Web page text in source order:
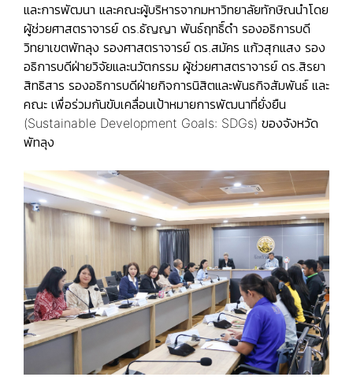
และการพัฒนา และคณะผู้บริหารจากมหาวิทยาลัยทักษิณนำโดย
ผู้ช่วยศาสตราจารย์ ดร.ธัญญา พันธ์ฤทธิ์ดำ รองอธิการบดี
วิทยาเขตพัทลุง รองศาสตราจารย์ ดร.สมัคร แก้วสุกแสง รอง
อธิการบดีฝ่ายวิจัยและนวัตกรรม ผู้ช่วยศาสตราจารย์ ดร.สิรยา
สิทธิสาร รองอธิการบดีฝ่ายกิจการนิสิตและพันธกิจสัมพันธ์ และ
คณะ เพื่อร่วมกันขับเคลื่อนเป้าหมายการพัฒนาที่ยั่งยืน
(Sustainable Development Goals: SDGs) ของจังหวัด
พัทลุง